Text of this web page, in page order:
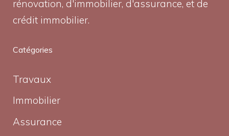
rénovation, d'immobilier, d'assurance, et de
crédit immobilier.
Catégories
Travaux
Immobilier
Assurance